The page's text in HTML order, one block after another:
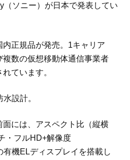
（ソニー）が日本で発表してい
内正規品が発売。1キャリア
複数の仮想移動体通信事業者
ています。
設計。
には、アスペクト比（縦横
・フルHD+解像度
有機ELディスプレイを搭載し